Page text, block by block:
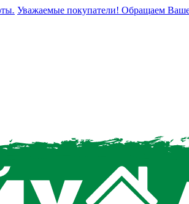
Уважаемые покупатели! Обращаем Ваше